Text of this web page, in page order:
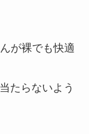
が裸でも快適
たらないよう